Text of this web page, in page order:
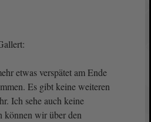
etwas verspätet am Ende
Es gibt keine weiteren
Ich sehe auch keine
können wir über den